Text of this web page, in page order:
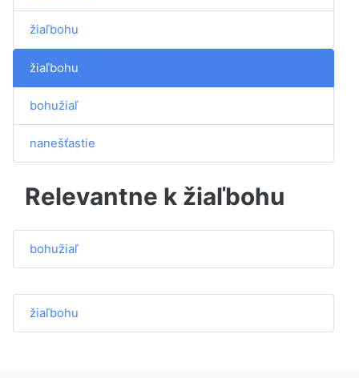
žiaľbohu
žiaľbohu
bohužiaľ
nanešťastie
Relevantne k žiaľbohu
bohužiaľ
žiaľbohu